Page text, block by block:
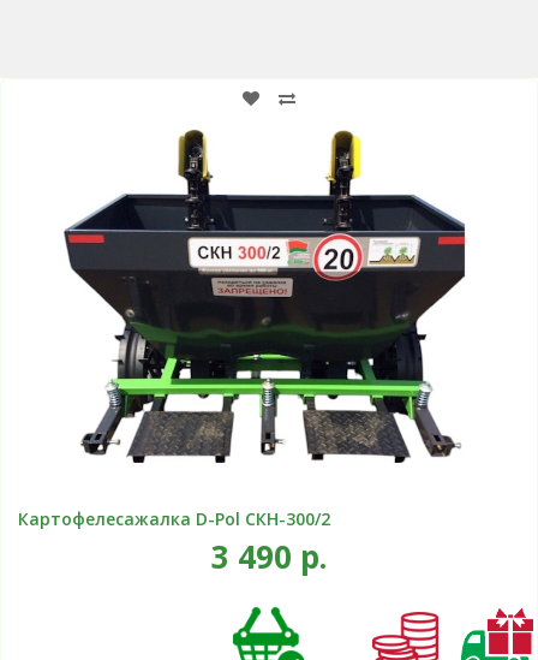
Картофелесажалка D-Pol СКН-300/2
3 490 р.